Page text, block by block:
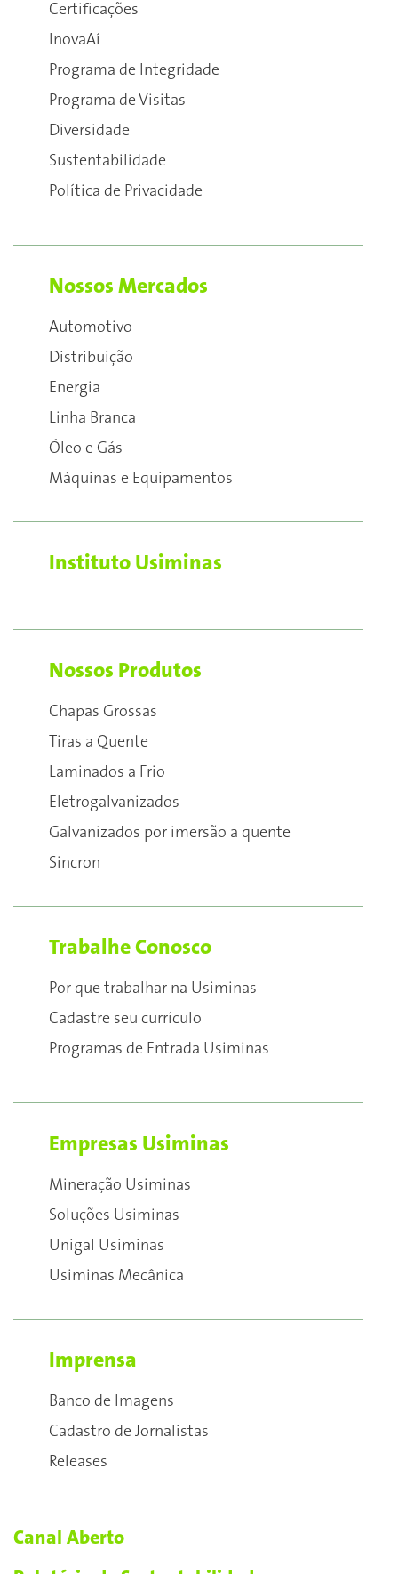
Certificações
InovaAí
Programa de Integridade
Programa de Visitas
Diversidade
Sustentabilidade
Política de Privacidade
Nossos Mercados
Automotivo
Distribuição
Energia
Linha Branca
Óleo e Gás
Máquinas e Equipamentos
Instituto Usiminas
Nossos Produtos
Chapas Grossas
Tiras a Quente
Laminados a Frio
Eletrogalvanizados
Galvanizados por imersão a quente
Sincron
Trabalhe Conosco
Por que trabalhar na Usiminas
Cadastre seu currículo
Programas de Entrada Usiminas
Empresas Usiminas
Mineração Usiminas
Soluções Usiminas
Unigal Usiminas
Usiminas Mecânica
Imprensa
Banco de Imagens
Cadastro de Jornalistas
Releases
Canal Aberto